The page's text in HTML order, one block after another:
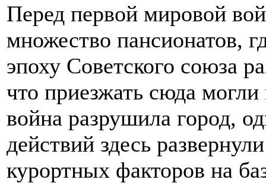
Перед первой мировой
множество пансионатов,
эпоху Советского союза
что приезжать сюда
война разрушила город,
действий здесь
курортных факторов на